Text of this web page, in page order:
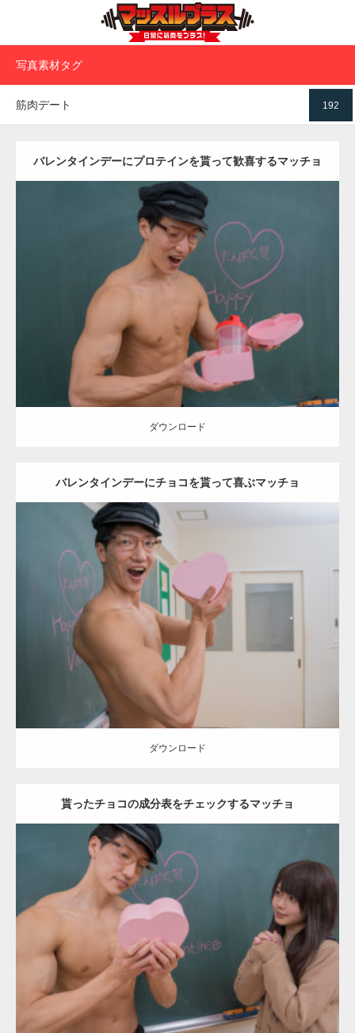
写真素材タグ
192
筋肉デート
バレンタインデーにプロテインを貰って歓喜するマッチョ
Update:2022.01.28
バレンタインのマッチョ(学校) kaichan
AKIHITO(細マッチ
ョ)
上腕二頭筋 肩
ダウンロード
ダウンロード
バレンタインデーにチョコを貰って喜ぶマッチョ
Update:2022.01.28
Category: バレンタインのマッチョ(学校) kaichan
AKIHITO(細マッチ
ョ) 上腕三頭筋 肩
ダウンロード
ダウンロード
貰ったチョコの成分表をチェックするマッチョ
Update: 2022.01.28
バレンタインのマッチョ(学校)
AKIHITO(細
上腕二頭筋
ダウンロード